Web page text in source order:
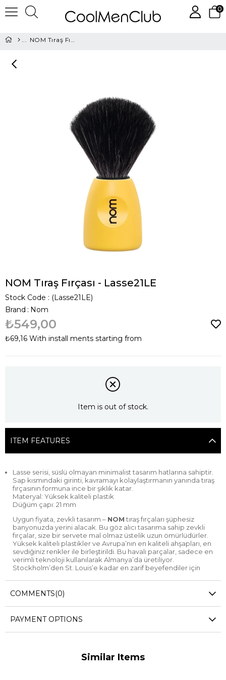
0
NOM Tıraş Fırçası - Lasse21LE
NOM Tıraş Fırçası - Lasse21LE
Stock Code
(Lasse21LE)
Brand : Nom
₺549,00
₺69,16 With install ments starting from
Item is out of stock.
ITEM FEATURES
Lasse serisi, süslü olmayan minimalist tasarım hatlarına sahiptir.
Sap kısmındaki girinti, kavramayı kolaylaştırmanın yanında tıraş
fırçasının formuna ince bir şıklık katar.
Materyal: Yüksek kaliteli plastik
Düğüm çapı: 21 mm
Uygun fiyata, zevkli tasarım – NOMtıraş fırçaları şüphesiz
banyonuzda yerini alacak. Bu göz alıcı tasarıma sahip zevkli
fırçalar, size bir servete mal olmaz üstelik uzun ömürlüdürler.
Yüksek kaliteli plastikler ve Avrupa’nın en kaliteli ahşapları, en
sevdiğiniz renkler ile birleştirildi. Bu havalı parçalar, sadece en
verimli teknoloji kullanılarak Almanya’da üretiliyor.
Stockholm’den St. Louis’e kadar en zarif beyefendiler için
Black Fibre
Siyah renkli sentetik kıl, uzun süreli kaliteyi ve hızla büyüyen
yumuşak ve iyi bir performans sergiler. Porsuk tıraş fırçaları ile
TIRAŞ FIRÇASI NASIL KULLANILIR?
COMMENTS(0)
PAYMENT OPTIONS
Similar Items